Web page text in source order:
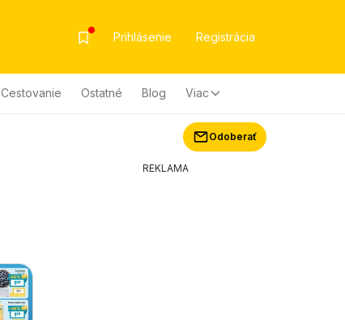
Prihlásenie Registrácia
Cestovanie Ostatné Blog Viac
Odoberať
REKLAMA